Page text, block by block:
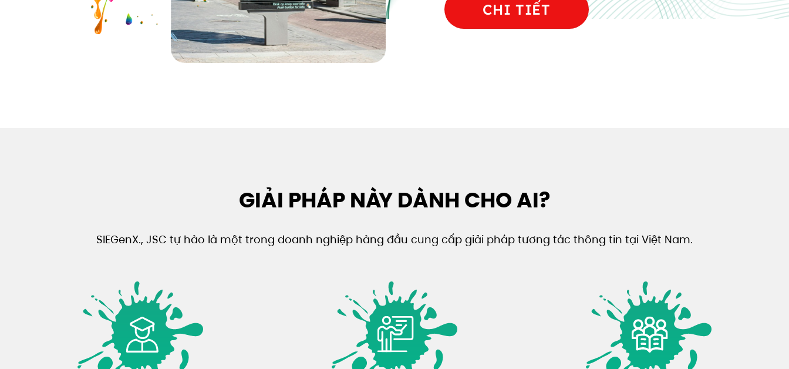
CHI TIẾT
GIẢI PHÁP NÀY DÀNH CHO AI?
SIEGenX., JSC tự hào là một trong doanh nghiệp hàng đầu cung cấp giải pháp tương tác thông tin tại Việt Nam.